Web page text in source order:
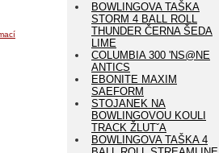
BOWLINGOVA TAŠKA
STORM 4 BALL ROLL
THUNDER ČERNA ŠEDA
LIME
COLUMBIA 300 'NS@NE
ANTICS
EBONITE MAXIM
SAEFORM
STOJANEK NA
BOWLINGOVOU KOULI
TRACK ŽLUTˇA
BOWLINGOVA TAŠKA 4